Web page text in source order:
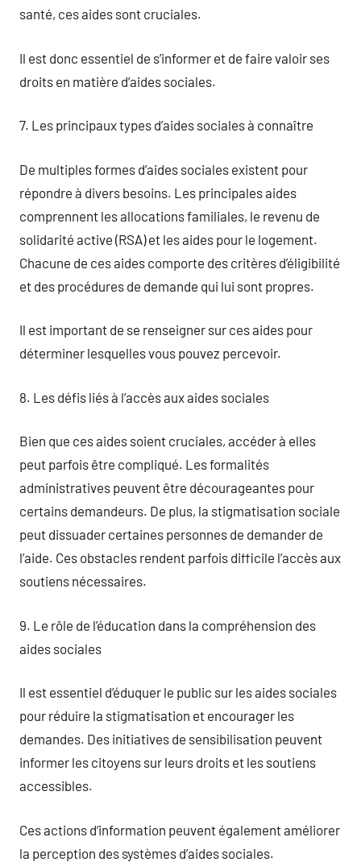
santé, ces aides sont cruciales.
Il est donc essentiel de s’informer et de faire valoir ses
droits en matière d’aides sociales.
7. Les principaux types d’aides sociales à connaître
De multiples formes d’aides sociales existent pour
répondre à divers besoins. Les principales aides
comprennent les allocations familiales, le revenu de
solidarité active (RSA) et les aides pour le logement.
Chacune de ces aides comporte des critères d’éligibilité
et des procédures de demande qui lui sont propres.
Il est important de se renseigner sur ces aides pour
déterminer lesquelles vous pouvez percevoir.
8. Les défis liés à l’accès aux aides sociales
Bien que ces aides soient cruciales, accéder à elles
peut parfois être compliqué. Les formalités
administratives peuvent être décourageantes pour
certains demandeurs. De plus, la stigmatisation sociale
peut dissuader certaines personnes de demander de
l’aide. Ces obstacles rendent parfois difficile l’accès aux
soutiens nécessaires.
9. Le rôle de l’éducation dans la compréhension des
aides sociales
Il est essentiel d’éduquer le public sur les aides sociales
pour réduire la stigmatisation et encourager les
demandes. Des initiatives de sensibilisation peuvent
informer les citoyens sur leurs droits et les soutiens
accessibles.
Ces actions d’information peuvent également améliorer
la perception des systèmes d’aides sociales.